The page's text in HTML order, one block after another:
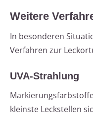
Weitere
In besonderen
Verfahren zur
UVA-Strahlung
kleinste Leckstellen